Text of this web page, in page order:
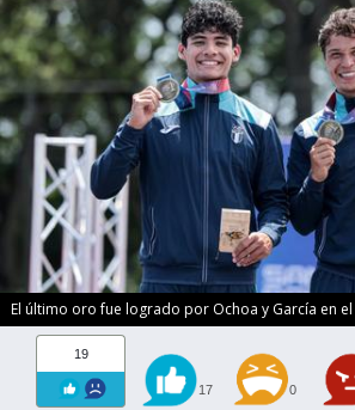
El último oro fue logrado por Ochoa y García en
19
17 0